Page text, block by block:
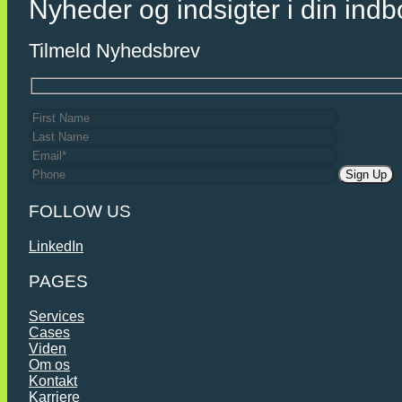
Nyheder og indsigter i din
Tilmeld Nyhedsbrev
FOLLOW US
LinkedIn
PAGES
Services
Cases
Viden
Om os
Kontakt
Karriere